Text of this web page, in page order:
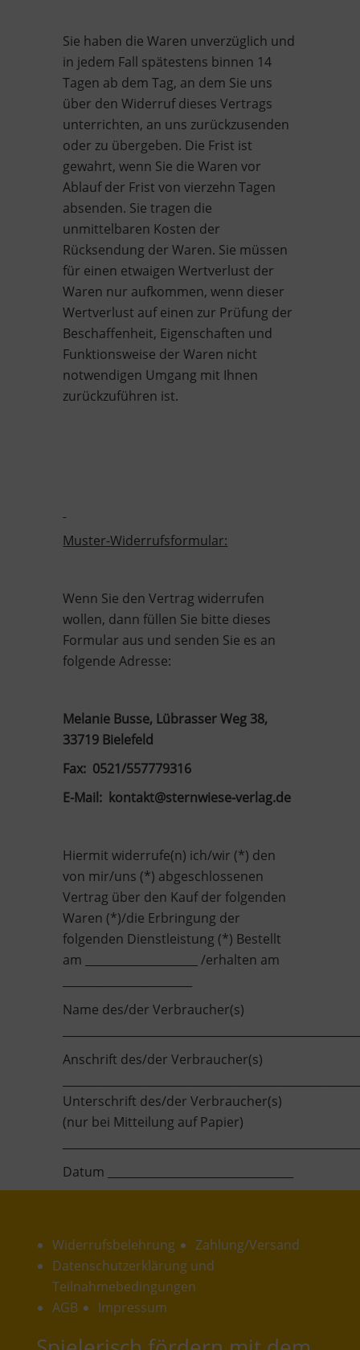
Sie haben die Waren unverzüglich und
in jedem Fall spätestens binnen 14
Tagen ab dem Tag, an dem Sie uns
über den Widerruf dieses Vertrags
unterrichten, an uns zurückzusenden
oder zu übergeben. Die Frist ist
gewahrt, wenn Sie die Waren vor
Ablauf der Frist von vierzehn Tagen
absenden. Sie tragen die
unmittelbaren Kosten der
Rücksendung der Waren. Sie müssen
für einen etwaigen Wertverlust der
Waren nur aufkommen, wenn dieser
Wertverlust auf einen zur Prüfung der
Beschaffenheit, Eigenschaften und
Funktionsweise der Waren nicht
notwendigen Umgang mit Ihnen
zurückzuführen ist.
Muster-Widerrufsformular:
Wenn Sie den Vertrag widerrufen
wollen, dann füllen Sie bitte dieses
Formular aus und senden Sie es an
folgende Adresse:
Melanie Busse, Lübrasser Weg 38,
33719 Bielefeld
Fax: 0521/557779316
E-Mail: kontakt@sternwiese-verlag.de
Hiermit widerrufe(n) ich/wir (*) den
von mir/uns (*) abgeschlossenen
Vertrag über den Kauf der folgenden
Waren (*)/die Erbringung der
folgenden Dienstleistung (*) Bestellt
am ____________________ /erhalten am
Name des/der Verbraucher(s)
Anschrift des/der Verbraucher(s)
Unterschrift des/der Verbraucher(s)
(nur bei Mitteilung auf Papier)
Datum _________________________________
Widerrufsbelehrung
Zahlung/Versand
Datenschutzerklärung und
Teilnahmebedingungen
AGB
Impressum